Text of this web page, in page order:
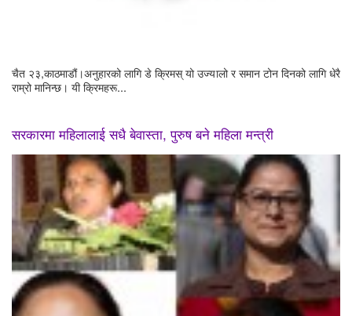
चैत २३,काठमाडौं।अनुहारको लागि डे क्रिमस् यो उज्यालो र समान टोन दिनको लागि धेरै
राम्रो मानिन्छ। यी क्रिमहरू...
सरकारमा महिलालाई सधै बेवास्ता, पुरुष बने महिला मन्त्री